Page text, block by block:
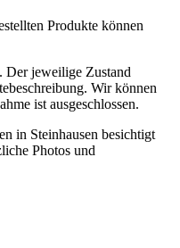
Produkte können
Der jeweilige Zustand
Wir können
ist ausgeschlossen.
in Steinhausen besichtigt
Photos und